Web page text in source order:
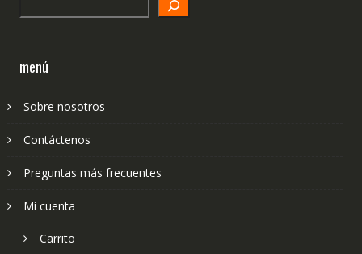
menú
Sobre nosotros
Contáctenos
Preguntas más frecuentes
Mi cuenta
Carrito